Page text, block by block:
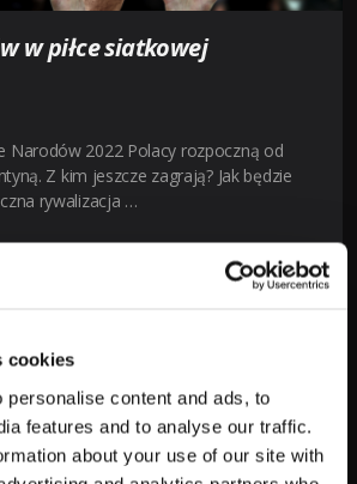
cookies
personalise content and ads, to
features and to analyse our traffic.
about your use of our site with
w piłce siatkowej
Narodów 2022 Polacy rozpoczną od
Z kim jeszcze zagrają? Jak będzie
rywalizacja …